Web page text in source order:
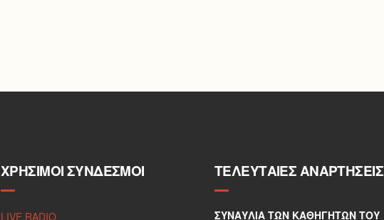
ΧΡΉΣΙΜΟΙ ΣΎΝΔΕΣΜΟΙ
LIVE RADIO
ΤΕΛΕΥΤΑΊΕΣ ΑΝΑΡΤΉΣΕΙΣ
ΣΥΝΑΥΛΊΑ ΤΩΝ ΚΑΘΗΓΗΤΏΝ ΤΟΥ